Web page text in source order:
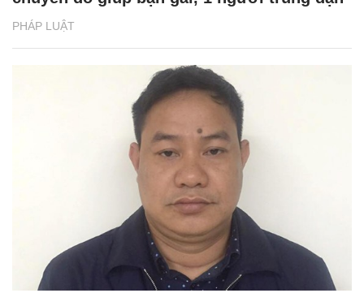
PHÁP LUẬT